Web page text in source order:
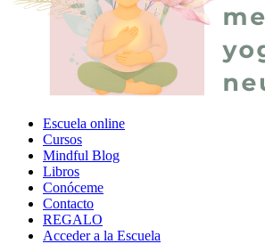
Escuela online
Cursos
Mindful Blog
Libros
Conóceme
Contacto
REGALO
Acceder a la Escuela